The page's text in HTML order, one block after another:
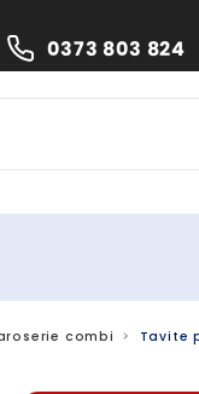
0373 803 824
combi Tavite